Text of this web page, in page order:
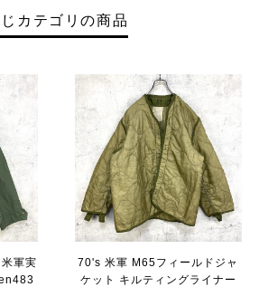
カテゴリの商品
軍実
70's 米軍 M65フィールドジャ
ケット キルティングライナー